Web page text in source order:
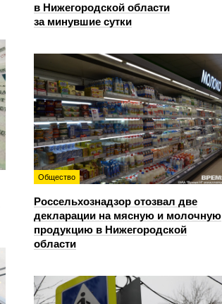
в Нижегородской области
за минувшие сутки
Общество
Россельхознадзор отозвал две
декларации на мясную и молочную
продукцию в Нижегородской
области